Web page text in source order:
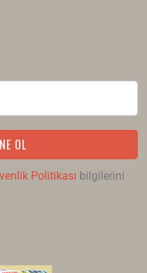
OL
Politikası bilgilerini